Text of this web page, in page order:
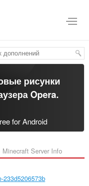
рисунки
Opera.
for Android
Minecraft Server Info‎
233d5206573b